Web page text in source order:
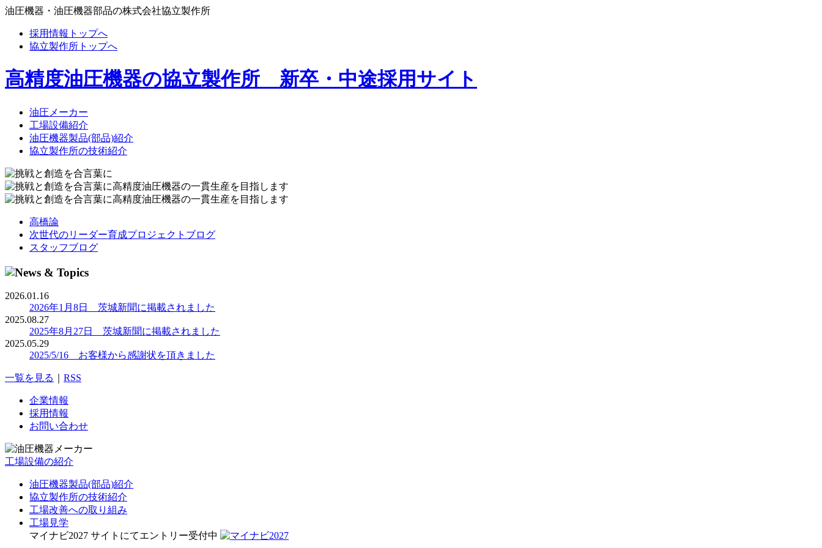
油圧機器・油圧機器部品の株式会社協立製作所
採用情報トップへ
協立製作所トップへ
高精度油圧機器の協立製作所 新卒・中途採用サイト
油圧メーカー
工場設備紹介
油圧機器製品(部品)紹介
協立製作所の技術紹介
高橋論
次世代のリーダー育成プロジェクトブログ
スタッフブログ
2026.01.16
2026年1月8日 茨城新聞に掲載されました
2025.08.27
2025年8月27日 茨城新聞に掲載されました
2025.05.29
2025/5/16 お客様から感謝状を頂きました
一覧を見る RSS
企業情報
採用情報
お問い合わせ
工場設備の紹介
油圧機器製品(部品)紹介
協立製作所の技術紹介
工場改善への取り組み
工場見学
マイナビ2027 サイトにてエントリー受付中